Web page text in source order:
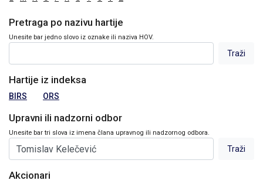
Pretraga po nazivu hartije
Unesite bar jedno slovo iz oznake ili naziva HOV.
Hartije iz indeksa
BIRS ORS
Upravni ili nadzorni odbor
Unesite bar tri slova iz imena člana upravnog ili nadzornog odbora.
Akcionari